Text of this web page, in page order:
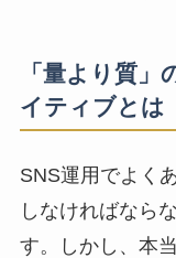
「量より質
イティブとは
SNS運用でよく
しなければなら
す。しかし、本